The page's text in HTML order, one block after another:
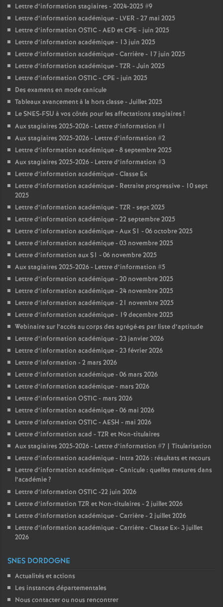
Lettre d’information stagiaires - 2024-2025 #9
Lettre d’information académique - LVER - 27 mai 2025
Lettre d’information OSTIC - AED et CPE - juin 2025
Lettre d’information académique - 13 juin 2025
Lettre d’information académique - Carrière - 17 juin 2025
Lettre d’information académique - TZR - Juin 2025
Lettre d’information OSTIC - CPE - juin 2025
Des examens en mode canicule
Tableaux avancement à la hors classe - Juillet 2025
Le SNES-FSU à vos côtés pour les affectations stagiaires !
Aux stagiaires 2025-2026 - Lettre d’information #1
Aux stagiaires 2025-2026 - Lettre d’information #2
Lettre d’information académique - 8 septembre 2025
Aux stagiaires 2025-2026 - Lettre d’information #3
Lettre d’information académique - Classe Ex
Lettre d’information académique - Retraite progressive - 10 sept
2025
Lettre d’information académique - TZR - sept 2025
Lettre d’information académique - 22 septembre 2025
Lettre d’information académique - Aux S1 - 06 octobre 2025
Lettre d’information académique - 03 novembre 2025
Lettre d’information aux S1 - 06 novembre 2025
Aux stagiaires 2025-2026 - Lettre d’information #5
Lettre d’information académique - 20 novembre 2025
Lettre d’information académique - 24 novembre 2025
Lettre d’information académique - 21 novembre 2025
Lettre d’information académique - 19 decembre 2025
Webinaire sur l’accès au corps des agrégé·es par liste d’aptitude
Lettre d’information académique - 23 janvier 2026
Lettre d’information académique - 23 février 2026
Lettre d’information - 2 mars 2026
Lettre d’information académique - 06 mars 2026
Lettre d’information académique - mars 2026
Lettre d’information OSTIC - mars 2026
Lettre d’information académique - 06 mai 2026
Lettre d’information OSTIC - AESH - mai 2026
Lettre d’information acad - TZR et Non-titulaires
Aux stagiaires 2025-2026 - Lettre d’information #7 | Titularisation
Lettre d’information académique - Intra 2026 : résultats et recours
Lettre d’information académique - Canicule : quelles mesures dans
l’académie?
Lettre d’information OSTIC -22 juin 2026
Lettre d’information TZR et Non-titulaires - 2 juillet 2026
Lettre d’information académique - Carrière - 2 juillet 2026
Lettre d’information académique - Carrière - Classe Ex- 3 juillet
2026
SNES DORDOGNE
Actualités et actions
Les instances départementales
Nous contacter ou nous rencontrer